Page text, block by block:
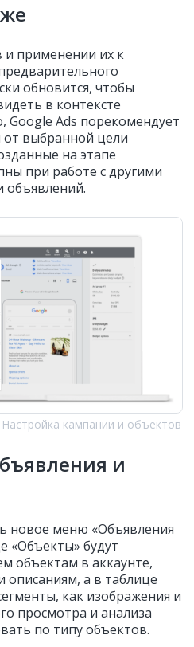
и применении их к
обновится, чтобы
в контексте
Google Ads порекомендует
от выбранной цели
на этапе
при работе с другими
объявлений.
Настройка кампании и объектов
и
новое меню «Объявления
«Объекты» будут
объектам в аккаунте,
описаниям, а в таблице
как изображения и
просмотра и анализа
по типу объектов.